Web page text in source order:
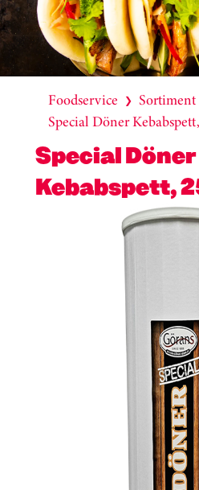
Foodservice ❯ Sortiment
Special Döner
Special Döner
Kebabspett,